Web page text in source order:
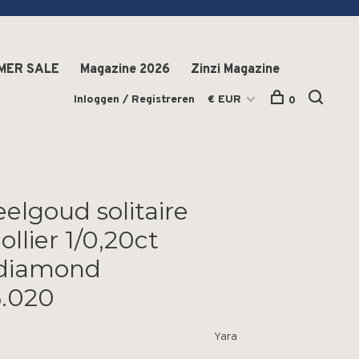
SALE Magazine 2026 Zinzi Magazine
Inloggen / Registreren € EUR 0
solitaire
1/0,20ct
Yara